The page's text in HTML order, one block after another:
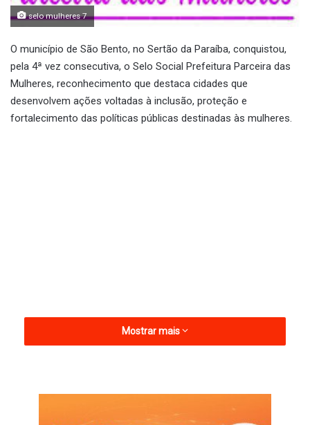
selo mulheres 7
O município de São Bento, no Sertão da Paraíba, conquistou,
pela 4ª vez consecutiva, o Selo Social Prefeitura Parceira das
Mulheres, reconhecimento que destaca cidades que
desenvolvem ações voltadas à inclusão, proteção e
fortalecimento das políticas públicas destinadas às mulheres.
A certificação é concedida pelo Governo da Paraíba, por meio
Mostrar mais